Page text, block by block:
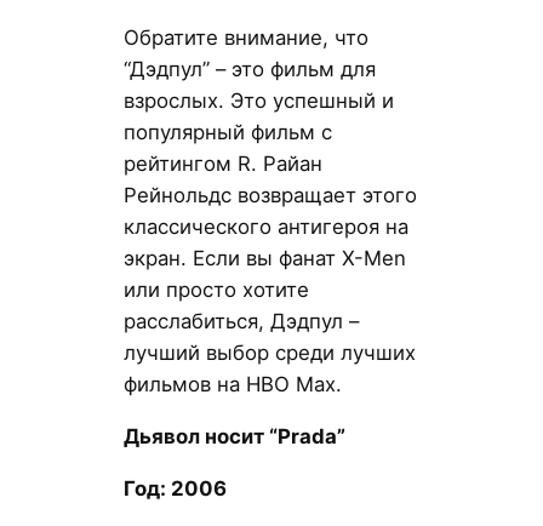
Обратите внимание, что
“Дэдпул” – это фильм для
взрослых. Это успешный и
популярный фильм с
рейтингом R. Райан
Рейнольдс возвращает этого
классического антигероя на
экран. Если вы фанат X-Men
или просто хотите
расслабиться, Дэдпул –
лучший выбор среди лучших
фильмов на HBO Max.
Дьявол носит “Prada”
Год: 2006